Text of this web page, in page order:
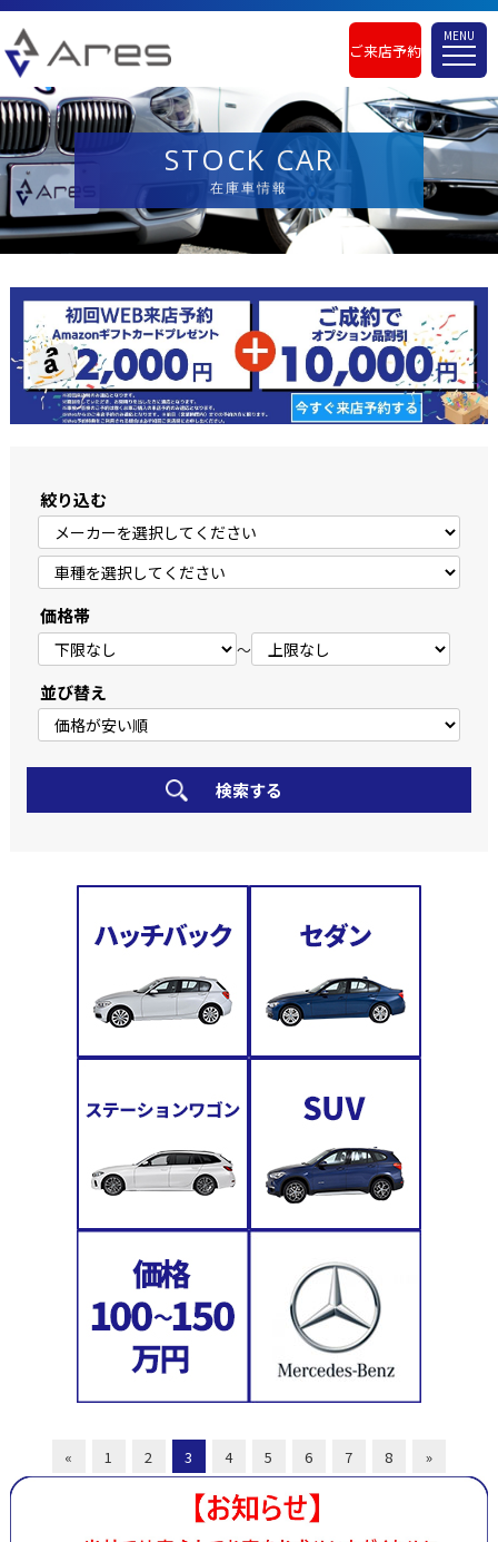
ご来店予約
MENU
STOCK CAR
在庫車情報
絞り込む
価格帯
～
並び替え
« 1 2 3 4 5 6 7 8 »